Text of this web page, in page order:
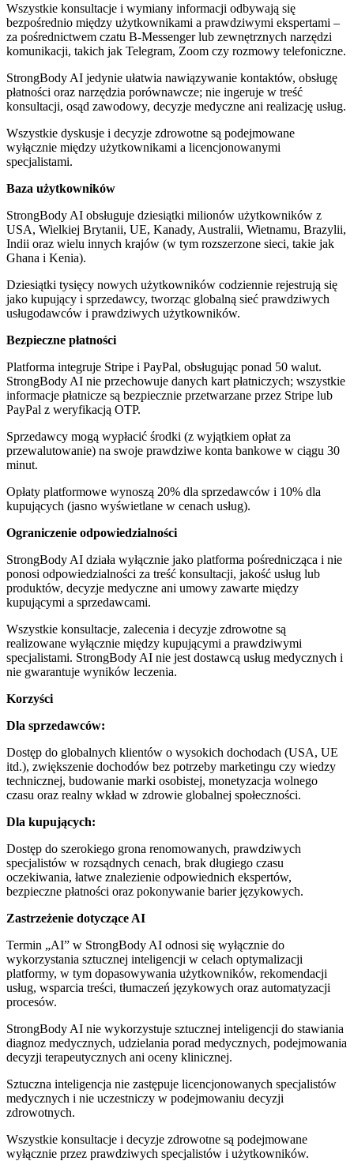
Wszystkie konsultacje i wymiany informacji odbywają się
bezpośrednio między użytkownikami a prawdziwymi ekspertami –
za pośrednictwem czatu B-Messenger lub zewnętrznych narzędzi
komunikacji, takich jak Telegram, Zoom czy rozmowy telefoniczne.
StrongBody AI jedynie ułatwia nawiązywanie kontaktów, obsługę
płatności oraz narzędzia porównawcze; nie ingeruje w treść
konsultacji, osąd zawodowy, decyzje medyczne ani realizację usług.
Wszystkie dyskusje i decyzje zdrowotne są podejmowane
wyłącznie między użytkownikami a licencjonowanymi
specjalistami.
Baza użytkowników
StrongBody AI obsługuje dziesiątki milionów użytkowników z
USA, Wielkiej Brytanii, UE, Kanady, Australii, Wietnamu, Brazylii,
Indii oraz wielu innych krajów (w tym rozszerzone sieci, takie jak
Ghana i Kenia).
Dziesiątki tysięcy nowych użytkowników codziennie rejestrują się
jako kupujący i sprzedawcy, tworząc globalną sieć prawdziwych
usługodawców i prawdziwych użytkowników.
Bezpieczne płatności
Platforma integruje Stripe i PayPal, obsługując ponad 50 walut.
StrongBody AI nie przechowuje danych kart płatniczych; wszystkie
informacje płatnicze są bezpiecznie przetwarzane przez Stripe lub
PayPal z weryfikacją OTP.
Sprzedawcy mogą wypłacić środki (z wyjątkiem opłat za
przewalutowanie) na swoje prawdziwe konta bankowe w ciągu 30
minut.
Opłaty platformowe wynoszą 20% dla sprzedawców i 10% dla
kupujących (jasno wyświetlane w cenach usług).
Ograniczenie odpowiedzialności
StrongBody AI działa wyłącznie jako platforma pośrednicząca i nie
ponosi odpowiedzialności za treść konsultacji, jakość usług lub
produktów, decyzje medyczne ani umowy zawarte między
kupującymi a sprzedawcami.
Wszystkie konsultacje, zalecenia i decyzje zdrowotne są
realizowane wyłącznie między kupującymi a prawdziwymi
specjalistami. StrongBody AI nie jest dostawcą usług medycznych i
nie gwarantuje wyników leczenia.
Korzyści
Dla sprzedawców:
Dostęp do globalnych klientów o wysokich dochodach (USA, UE
itd.), zwiększenie dochodów bez potrzeby marketingu czy wiedzy
technicznej, budowanie marki osobistej, monetyzacja wolnego
czasu oraz realny wkład w zdrowie globalnej społeczności.
Dla kupujących:
Dostęp do szerokiego grona renomowanych, prawdziwych
specjalistów w rozsądnych cenach, brak długiego czasu
oczekiwania, łatwe znalezienie odpowiednich ekspertów,
bezpieczne płatności oraz pokonywanie barier językowych.
Zastrzeżenie dotyczące AI
Termin „AI” w StrongBody AI odnosi się wyłącznie do
wykorzystania sztucznej inteligencji w celach optymalizacji
platformy, w tym dopasowywania użytkowników, rekomendacji
usług, wsparcia treści, tłumaczeń językowych oraz automatyzacji
procesów.
StrongBody AI nie wykorzystuje sztucznej inteligencji do stawiania
diagnoz medycznych, udzielania porad medycznych, podejmowania
decyzji terapeutycznych ani oceny klinicznej.
Sztuczna inteligencja nie zastępuje licencjonowanych specjalistów
medycznych i nie uczestniczy w podejmowaniu decyzji
zdrowotnych.
Wszystkie konsultacje i decyzje zdrowotne są podejmowane
wyłącznie przez prawdziwych specjalistów i użytkowników.